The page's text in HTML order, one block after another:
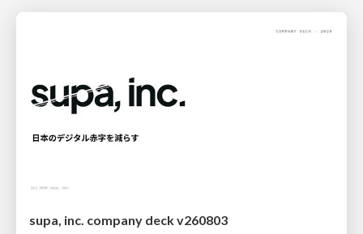
supa, inc. company deck v260803